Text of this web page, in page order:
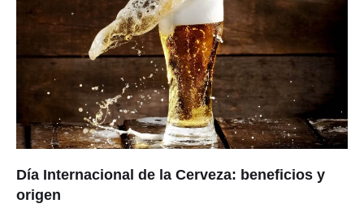
Día Internacional de la Cerveza: beneficios y
origen